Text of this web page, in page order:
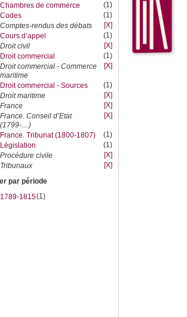
Chambres de commerce
(1)
Codes
(1)
Comptes-rendus des débats
[X]
Cours d’appel
(1)
Droit civil
[X]
Droit commercial
(1)
Droit commercial - Commerce
maritime
[X]
Droit commercial - Sources
(1)
Droit maritime
[X]
France
[X]
France. Conseil d’Etat
(1799-....)
[X]
France. Tribunat (1800-1807)
(1)
Législation
(1)
Procédure civile
[X]
Tribunaux
[X]
par période
1789-1815(1)